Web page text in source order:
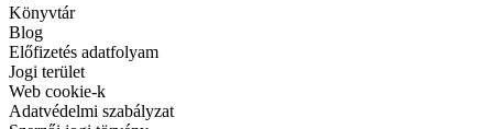
Könyvtár
Blog
Előfizetés adatfolyam
Jogi terület
Web cookie-k
Adatvédelmi szabályzat